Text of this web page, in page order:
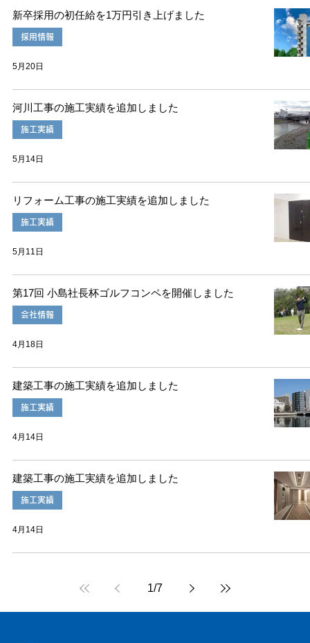
新卒採用の初任給を1万円引き上げました
採用情報
5月20日
河川工事の施工実績を追加しました
施工実績
5月14日
リフォーム工事の施工実績を追加しました
施工実績
5月11日
第17回 小島社長杯ゴルフコンペを開催しました
会社情報
4月18日
建築工事の施工実績を追加しました
施工実績
4月14日
建築工事の施工実績を追加しました
施工実績
4月14日
1/7